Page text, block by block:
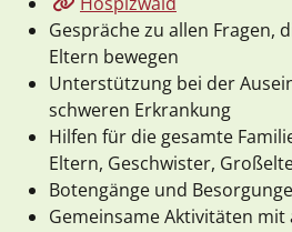
Gespräche zu allen Fragen,
Eltern bewegen
Unterstützung bei der
schweren Erkrankung
Hilfen für die gesamte
Eltern, Geschwister,
Botengänge und
Gemeinsame Aktivitäten